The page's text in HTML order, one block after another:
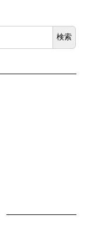
検索